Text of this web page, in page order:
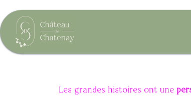
Les grandes histoires ont une